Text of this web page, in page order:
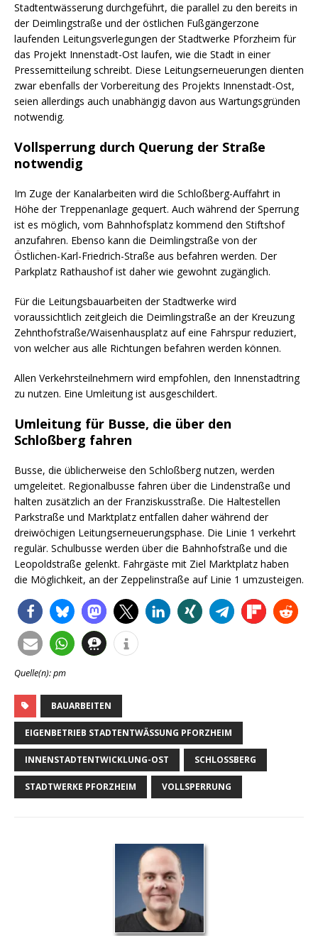
Stadtentwässerung durchgeführt, die parallel zu den bereits in
der Deimlingstraße und der östlichen Fußgängerzone
laufenden Leitungsverlegungen der Stadtwerke Pforzheim für
das Projekt Innenstadt-Ost laufen, wie die Stadt in einer
Pressemitteilung schreibt. Diese Leitungserneuerungen dienten
zwar ebenfalls der Vorbereitung des Projekts Innenstadt-Ost,
seien allerdings auch unabhängig davon aus Wartungsgründen
notwendig.
Vollsperrung durch Querung der Straße
notwendig
Im Zuge der Kanalarbeiten wird die Schloßberg-Auffahrt in
Höhe der Treppenanlage gequert. Auch während der Sperrung
ist es möglich, vom Bahnhofsplatz kommend den Stiftshof
anzufahren. Ebenso kann die Deimlingstraße von der
Östlichen-Karl-Friedrich-Straße aus befahren werden. Der
Parkplatz Rathaushof ist daher wie gewohnt zugänglich.
Für die Leitungsbauarbeiten der Stadtwerke wird
voraussichtlich zeitgleich die Deimlingstraße an der Kreuzung
Zehnthofstraße/Waisenhausplatz auf eine Fahrspur reduziert,
von welcher aus alle Richtungen befahren werden können.
Allen Verkehrsteilnehmern wird empfohlen, den Innenstadtring
zu nutzen. Eine Umleitung ist ausgeschildert.
Umleitung für Busse, die über den
Schloßberg fahren
Busse, die üblicherweise den Schloßberg nutzen, werden
umgeleitet. Regionalbusse fahren über die Lindenstraße und
halten zusätzlich an der Franziskusstraße. Die Haltestellen
Parkstraße und Marktplatz entfallen daher während der
dreiwöchigen Leitungserneuerungsphase. Die Linie 1 verkehrt
regulär. Schulbusse werden über die Bahnhofstraße und die
Leopoldstraße gelenkt. Fahrgäste mit Ziel Marktplatz haben
die Möglichkeit, an der Zeppelinstraße auf Linie 1 umzusteigen.
Quelle(n): pm
BAUARBEITEN
EIGENBETRIEB STADTENTWÄSSUNG PFORZHEIM
INNENSTADTENTWICKLUNG-OST SCHLOSSBERG
STADTWERKE PFORZHEIM VOLLSPERRUNG